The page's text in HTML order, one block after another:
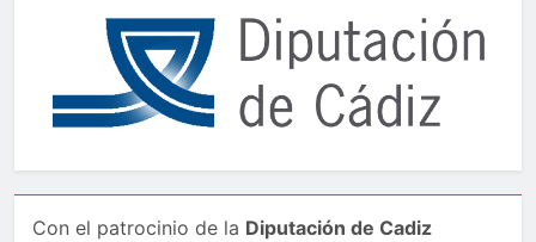
Con el patrocinio de la Diputación de Cadiz